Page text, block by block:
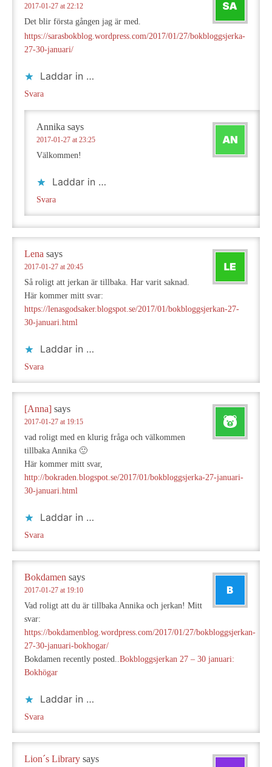
2017-01-27 at 22:12
Det blir första gången jag är med.
https://sarasbokblog.wordpress.com/2017/01/27/bokbloggsjerka-
27-30-januari/
Laddar in …
Svara
Annika says
2017-01-27 at 23:25
Välkommen!
Laddar in …
Svara
Lena says
2017-01-27 at 20:45
Så roligt att jerkan är tillbaka. Har varit saknad.
Här kommer mitt svar:
https://lenasgodsaker.blogspot.se/2017/01/bokbloggsjerkan-27-
30-januari.html
Laddar in …
Svara
[Anna] says
2017-01-27 at 19:15
vad roligt med en klurig fråga och välkommen
tillbaka Annika 🙂
Här kommer mitt svar,
http://bokraden.blogspot.se/2017/01/bokbloggsjerka-27-januari-
30-januari.html
Laddar in …
Svara
Bokdamen says
2017-01-27 at 19:10
Vad roligt att du är tillbaka Annika och jerkan! Mitt
svar:
https://bokdamenblog.wordpress.com/2017/01/27/bokbloggsjerkan-
27-30-januari-bokhogar/
Bokdamen recently posted..Bokbloggsjerkan 27 – 30 januari:
Bokhögar
Laddar in …
Svara
Lion´s Library says